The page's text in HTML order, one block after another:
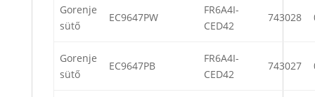
Gorenje
sütő
EC9647PW
FR6A4I-
CED42
743028
Gorenje
sütő
EC9647PB
FR6A4I-
CED42
743027